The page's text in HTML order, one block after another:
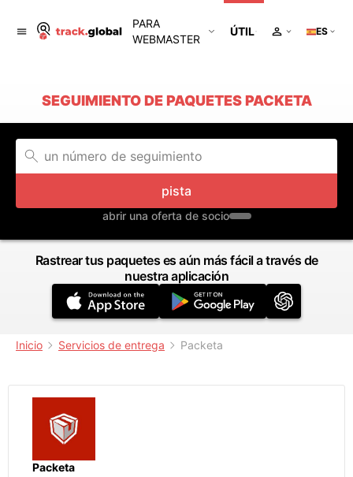
PARA
WEBMASTER
ÚTIL ES
SEGUIMIENTO DE PAQUETES PACKETA
pista
abrir una oferta de socio
Rastrear tus paquetes es aún más fácil a través de
nuestra aplicación
Inicio Servicios de entrega Packeta
Packeta